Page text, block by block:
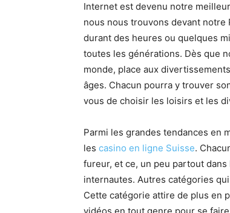
Internet est devenu notre
nous nous trouvons devant
durant des heures ou quelques
toutes les générations. Dès que
monde, place aux
âges. Chacun pourra y trouver
vous de choisir les loisirs et les
Parmi les grandes tendances en
les casino en ligne Suisse.
fureur, et ce, un peu partout
internautes. Autres catégories
Cette catégorie attire de plus en